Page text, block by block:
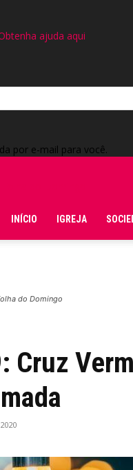
ajuda aqui
por e-mail para você.
INÍCIO IGREJA
do Domingo
Cruz